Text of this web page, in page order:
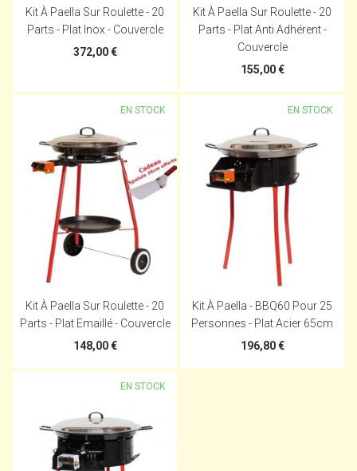
Kit À Paella Sur Roulette - 20
Parts - Plat Inox - Couvercle
372,00 €
Kit À Paella Sur Roulette - 20
Parts - Plat Anti Adhérent -
Couvercle
155,00 €
Kit À Paella Sur Roulette - 20
Parts - Plat Emaillé - Couvercle
EN STOCK
148,00 €
Kit À Paella - BBQ60 Pour 25
Personnes - Plat Acier 65cm
EN STOCK
196,80 €
EN STOCK